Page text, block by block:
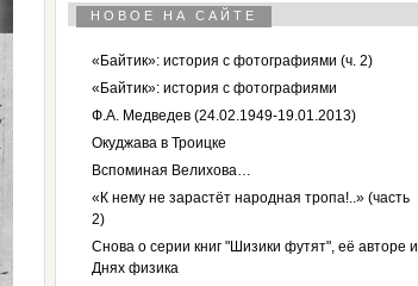
НОВОЕ НА САЙТЕ
«Байтик»: история с фотографиями (ч. 2)
«Байтик»: история с фотографиями
Ф.А. Медведев (24.02.1949-19.01.2013)
Окуджава в Троицке
Вспоминая Велихова…
«К нему не зарастёт народная тропа!..» (часть
2)
Снова о серии книг "Шизики футят", её авторе и
Днях физика